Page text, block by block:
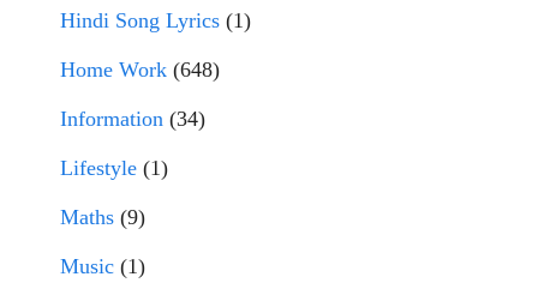
Hindi Song Lyrics (1)
Home Work (648)
Information (34)
Lifestyle (1)
Maths (9)
Music (1)